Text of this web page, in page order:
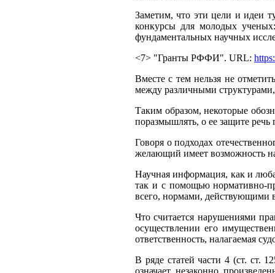
Заметим, что эти цели и идеи
конкурсы для молодых
фундаментальных научных
<7> "Гранты РФФИ". URL:
Вместе с тем нельзя не
между различными
Таким образом, некоторые
поразмышлять, о ее защите речь
Говоря о подходах
желающий имеет возможность
Научная информация, как и
так и с помощью нормативно-
всего, нормами, действующими
Что считается нарушениями
осуществлении его
ответственность, налагаемая
В ряде статей части 4 (ст. ст.
означает незаконно